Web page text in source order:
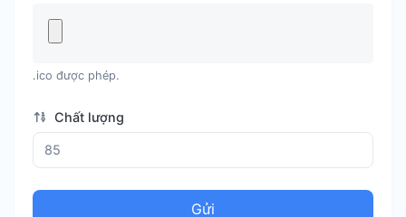
.ico được phép.
Chất lượng
Gửi